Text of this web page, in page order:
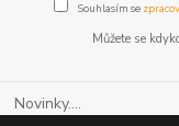
Souhlasím se
Můžete se
Novinky....